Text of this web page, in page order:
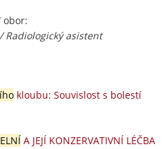
obor:
Radiologický asistent
kloubu: Souvislost s bolestí
A JEJÍ KONZERVATIVNÍ LÉČBA